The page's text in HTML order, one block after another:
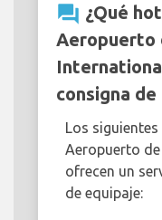
question_answer ¿Qué
Aeropuerto
consigna de
Los
Aeropuerto
ofrecen un
de equipaje: